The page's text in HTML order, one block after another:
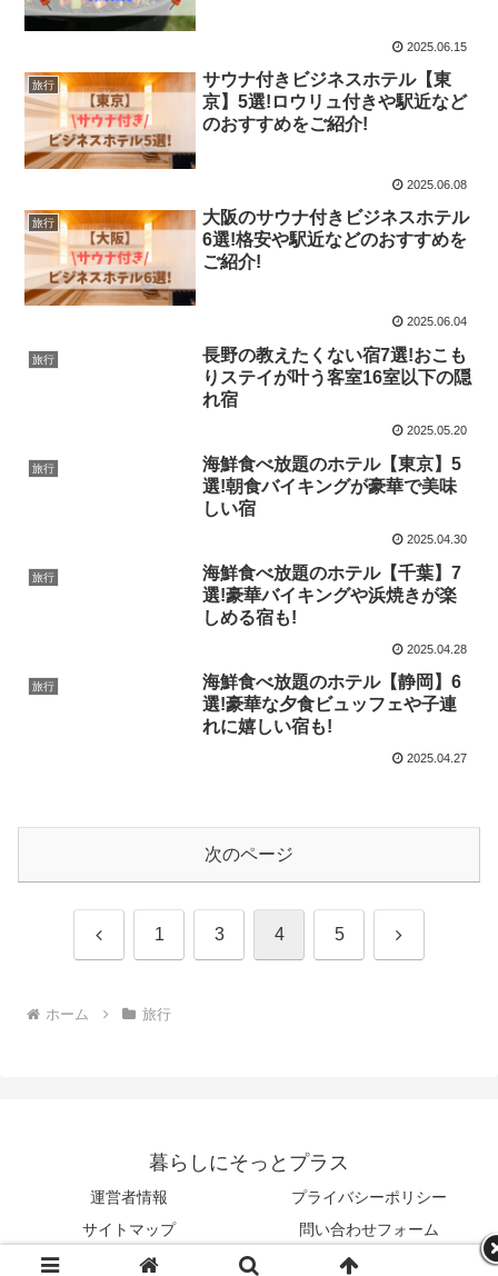
2025.06.15
旅行
サウナ付きビジネスホテル【東
京】5選!ロウリュ付きや駅近など
のおすすめをご紹介!
2025.06.08
旅行
大阪のサウナ付きビジネスホテル
6選!格安や駅近などのおすすめを
ご紹介!
2025.06.04
旅行
長野の教えたくない宿7選!おこも
りステイが叶う客室16室以下の隠
れ宿
2025.05.20
旅行
海鮮食べ放題のホテル【東京】5
選!朝食バイキングが豪華で美味
しい宿
2025.04.30
旅行
海鮮食べ放題のホテル【千葉】7
選!豪華バイキングや浜焼きが楽
しめる宿も!
2025.04.28
旅行
海鮮食べ放題のホテル【静岡】6
選!豪華な夕食ビュッフェや子連
れに嬉しい宿も!
2025.04.27
次のページ
前 1 3 4 5 次
ホーム 旅行
暮らしにそっとプラス
運営者情報
プライバシーポリシー
サイトマップ
問い合わせフォーム
© 2023 暮らしにそっとプラス.